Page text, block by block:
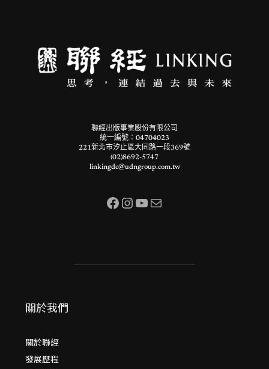
聯經出版事業股份有限公司
統一編號：04704023
221新北市汐止區大同路一段369號
(02)8692-5747
linkingdc@udngroup.com.tw
Facebook InstagramYouTube 電子郵件
關於我們
關於聯經
發展歷程